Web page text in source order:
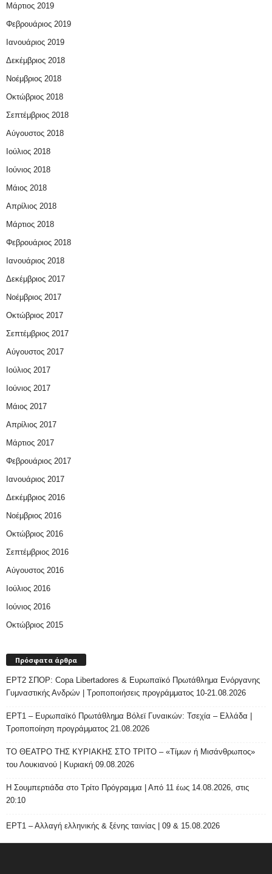
Μάρτιος 2019
Φεβρουάριος 2019
Ιανουάριος 2019
Δεκέμβριος 2018
Νοέμβριος 2018
Οκτώβριος 2018
Σεπτέμβριος 2018
Αύγουστος 2018
Ιούλιος 2018
Ιούνιος 2018
Μάιος 2018
Απρίλιος 2018
Μάρτιος 2018
Φεβρουάριος 2018
Ιανουάριος 2018
Δεκέμβριος 2017
Νοέμβριος 2017
Οκτώβριος 2017
Σεπτέμβριος 2017
Αύγουστος 2017
Ιούλιος 2017
Ιούνιος 2017
Μάιος 2017
Απρίλιος 2017
Μάρτιος 2017
Φεβρουάριος 2017
Ιανουάριος 2017
Δεκέμβριος 2016
Νοέμβριος 2016
Οκτώβριος 2016
Σεπτέμβριος 2016
Αύγουστος 2016
Ιούλιος 2016
Ιούνιος 2016
Οκτώβριος 2015
Πρόσφατα άρθρα
ΕΡΤ2 ΣΠΟΡ: Copa Libertadores & Ευρωπαϊκό Πρωτάθλημα Ενόργανης
Γυμναστικής Ανδρών | Τροποποιήσεις προγράμματος 10-21.08.2026
ΕΡΤ1 – Ευρωπαϊκό Πρωτάθλημα Βόλεϊ Γυναικών: Τσεχία – Ελλάδα |
Τροποποίηση προγράμματος 21.08.2026
ΤΟ ΘΕΑΤΡΟ ΤΗΣ ΚΥΡΙΑΚΗΣ ΣΤΟ ΤΡΙΤΟ – «Τίμων ή Μισάνθρωπος»
του Λουκιανού | Κυριακή 09.08.2026
H Σουμπερτιάδα στο Τρίτο Πρόγραμμα | Από 11 έως 14.08.2026, στις
20:10
ΕΡΤ1 – Αλλαγή ελληνικής & ξένης ταινίας | 09 & 15.08.2026